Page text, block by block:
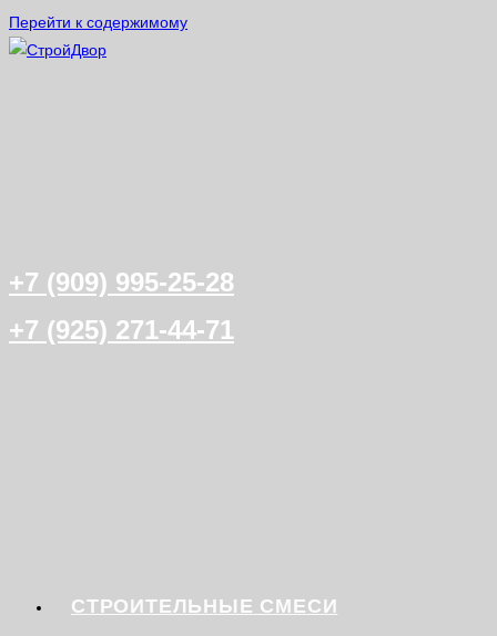
Перейти к содержимому
+7 (909) 995-25-28
+7 (925) 271-44-71
СТРОИТЕЛЬНЫЕ СМЕСИ